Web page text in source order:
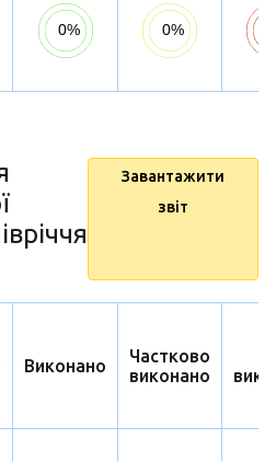
Завантажити
звіт
Виконано
Частково
виконано